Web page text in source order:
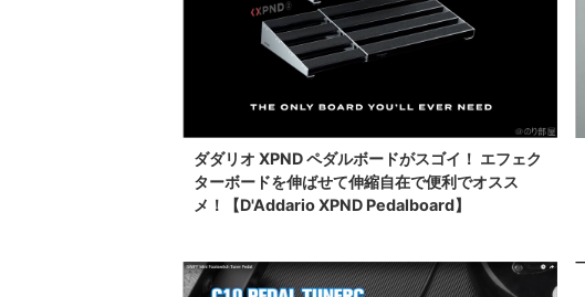
ダダリオ XPND ペダルボードがスゴイ！ エフェク
ターボードを伸ばせて伸縮自在で便利でオスス
メ！【D'Addario XPND Pedalboard】